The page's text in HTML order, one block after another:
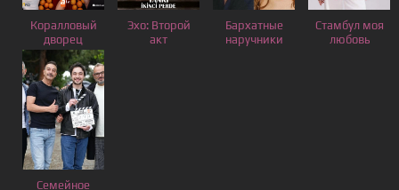
Коралловый
дворец
Эхо: Второй
акт
Бархатные
наручники
Стамбул моя
любовь
Семейное